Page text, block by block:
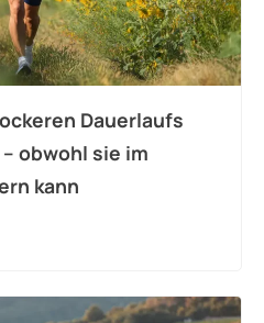
Dauerlaufs
obwohl sie im
kann